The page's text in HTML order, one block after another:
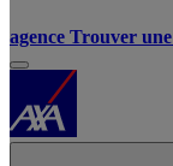
agence Trouver une